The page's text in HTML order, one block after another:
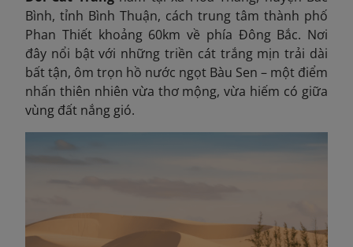
Bình, tỉnh Bình Thuận, cách trung tâm thành phố
Phan Thiết khoảng 60km về phía Đông Bắc. Nơi
đây nổi bật với những triền cát trắng mịn trải dài
bất tận, ôm trọn hồ nước ngọt Bàu Sen – một điểm
nhấn thiên nhiên vừa thơ mộng, vừa hiếm có giữa
vùng đất nắng gió.